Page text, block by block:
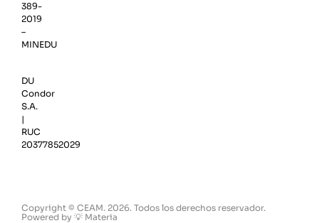
389-
2019
–
MINEDU
DU
Condor
S.A.
|
RUC
20377852029
Copyright © CEAM. 2026. Todos los derechos reservador.
Powered by 💡 Materia